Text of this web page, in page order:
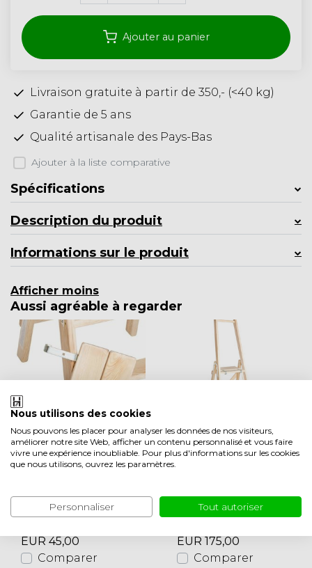
Ajouter au panier
Livraison gratuite à partir de 350,- (<40 kg)
Garantie de 5 ans
Qualité artisanale des Pays-Bas
Ajouter à la liste comparative
Spécifications
Description du produit
Informations sur le produit
Afficher moins
Aussi agréable à regarder
VE
Plate-forme mobil
caliers de travail
en stock 3-7 jours
EUR 45,00
Comparer
DA
en stock 3-7 jours
EUR 175,00
Comparer
Nous utilisons des cookies
Nous pouvons les placer pour analyser les données de nos visiteurs,
améliorer notre site Web, afficher un contenu personnalisé et vous faire
vivre une expérience inoubliable. Pour plus d'informations sur les cookies
que nous utilisons, ouvrez les paramètres.
Personnaliser Tout autoriser